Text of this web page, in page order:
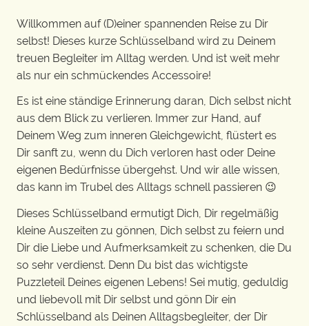
Willkommen auf (D)einer spannenden Reise zu Dir
selbst! Dieses kurze Schlüsselband wird zu Deinem
treuen Begleiter im Alltag werden. Und ist weit mehr
als nur ein schmückendes Accessoire!
Es ist eine ständige Erinnerung daran, Dich selbst nicht
aus dem Blick zu verlieren. Immer zur Hand, auf
Deinem Weg zum inneren Gleichgewicht, flüstert es
Dir sanft zu, wenn du Dich verloren hast oder Deine
eigenen Bedürfnisse übergehst. Und wir alle wissen,
das kann im Trubel des Alltags schnell passieren 😉
Dieses Schlüsselband ermutigt Dich, Dir regelmäßig
kleine Auszeiten zu gönnen, Dich selbst zu feiern und
Dir die Liebe und Aufmerksamkeit zu schenken, die Du
so sehr verdienst. Denn Du bist das wichtigste
Puzzleteil Deines eigenen Lebens! Sei mutig, geduldig
und liebevoll mit Dir selbst und gönn Dir ein
Schlüsselband als Deinen Alltagsbegleiter, der Dir